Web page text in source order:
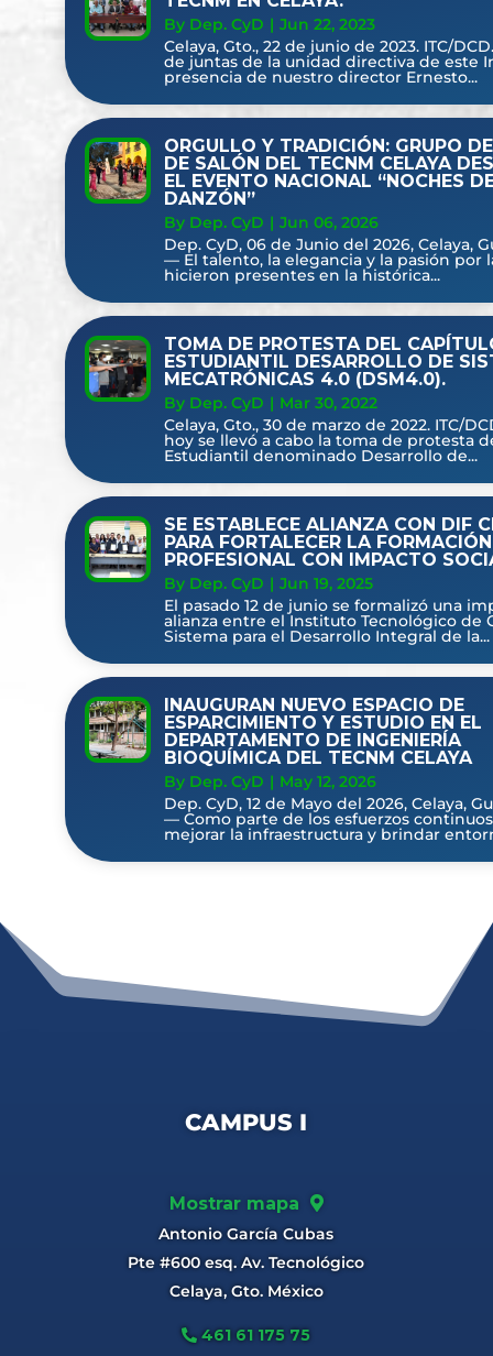
By Dep. CyD | Jun 22, 2023
Celaya, Gto., 22 de junio de 2023. ITC/
de juntas de la unidad directiva de este
presencia de nuestro director Ernesto...
ORGULLO Y TRADICIÓN: GRUPO
DE SALÓN DEL TECNM CELAYA
EL EVENTO NACIONAL “NOCHES
DANZÓN”
By Dep. CyD | Jun 06, 2026
Dep. CyD, 06 de Junio del 2026, Celaya,
— El talento, la elegancia y la pasión por
hicieron presentes en la histórica...
TOMA DE PROTESTA DEL
ESTUDIANTIL DESARROLLO DE
MECATRÓNICAS 4.0 (DSM4.0).
By Dep. CyD | Mar 30, 2022
Celaya, Gto., 30 de marzo de 2022. ITC/
hoy se llevó a cabo la toma de protesta
Estudiantil denominado Desarrollo de...
SE ESTABLECE ALIANZA CON DIF
PARA FORTALECER LA FORMACIÓN
PROFESIONAL CON IMPACTO
By Dep. CyD | Jun 19, 2025
El pasado 12 de junio se formalizó una
alianza entre el Instituto Tecnológico de
Sistema para el Desarrollo Integral de la...
INAUGURAN NUEVO ESPACIO DE
ESPARCIMIENTO Y ESTUDIO EN EL
DEPARTAMENTO DE INGENIERÍA
BIOQUÍMICA DEL TECNM CELAYA
By Dep. CyD | May 12, 2026
Dep. CyD, 12 de Mayo del 2026, Celaya,
— Como parte de los esfuerzos
mejorar la infraestructura y brindar
CAMPUS I
Mostrar mapa
Antonio García Cubas
Pte #600 esq. Av. Tecnológico
Celaya, Gto. México
461 61 175 75